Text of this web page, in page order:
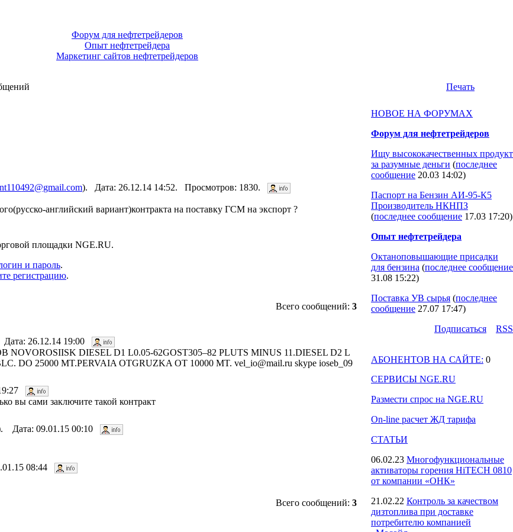
Форум для нефтетрейдеров
Опыт нефтетрейдера
Маркетинг сайтов нефтетрейдеров
Печать
). Дата: 26.12.14 14:52. Просмотров: 1830.
английский вариант)контракта на поставку ГСМ на экспорт ?
площадки NGE.RU.
и пароль.
регистрацию.
Всего сообщений: 3
26.12.14 19:00
NOVOROSIISK DIESEL D1 L0.05-62GOST305–82 PLUTS MINUS 11.DIESEL D2 L
DO 25000 MT.PERVAIA OTGRUZKA OT 10000 MT. vel_io@mail.ru skype ioseb_09
вы сами заключите такой контракт
Дата: 09.01.15 00:10
08:44
Всего сообщений: 3
НОВОЕ НА ФОРУМАХ
Форум для нефтетрейдеров
Ищу высококачественных продукт
за разумные деньги (последнее
сообщение 20.03 14:02)
Паспорт на Бензин АИ-95-К5
Производитель НКНПЗ
(последнее сообщение 17.03 17:20)
Опыт нефтетрейдера
Октаноповышающие присадки
для бензина (последнее сообщение
31.08 15:22)
Поставка УВ сырья (последнее
сообщение 27.07 17:47)
Подпиcаться
RSS
АБОНЕНТОВ НА САЙТЕ: 0
СЕРВИСЫ NGE.RU
Размести спрос на NGE.RU
On-line расчет ЖД тарифа
СТАТЬИ
06.02.23 Многофункциональные
активаторы горения HiTECH 0810
от компании «ОНК»
21.02.22 Контроль за качеством
дизтоплива при доставке
потребителю компанией